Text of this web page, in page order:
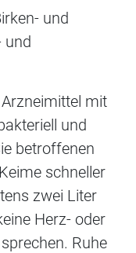
und
und
mit
und
betroffenen
schneller
zwei Liter
Herz- oder
Ruhe